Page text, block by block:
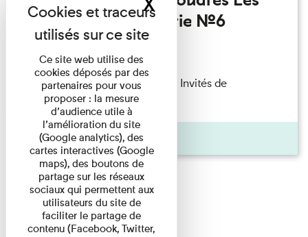
Invités de l’Imprimerie n°6
Lecture
Fanny Taillandier – Foudres Les Invités de
l’Imprimerie n°6 Lecture ...
Pages
Ce site web utilise des
cookies déposés par des
partenaires pour vous
proposer : la mesure
d’audience utile à
l’amélioration du site
(Google analytics), des
cartes interactives (Google
maps), des boutons de
partage sur les réseaux
sociaux qui permettent aux
utilisateurs du site de
faciliter le partage de
contenu (Facebook, Twitter,